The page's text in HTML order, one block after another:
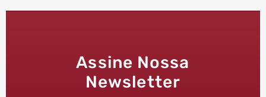
Assine Nossa
Newsletter